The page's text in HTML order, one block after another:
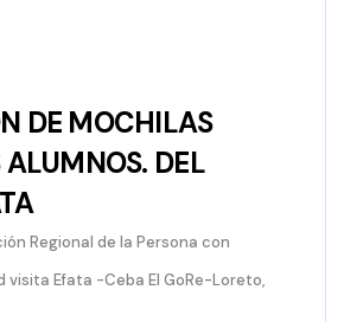
DE MOCHILAS
ALUMNOS. DEL
Regional de la Persona con
visita Efata -Ceba El GoRe-Loreto,